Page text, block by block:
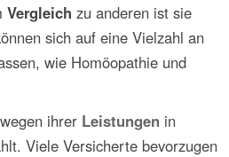
Vergleich zu anderen ist sie
sich auf eine Vielzahl an
wie Homöopathie und
ihrer Leistungen in
Viele Versicherte bevorzugen